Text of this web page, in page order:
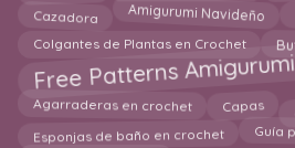
Cazadora Amigurumi Navideño
Colgantes de Plantas en Crochet
Free Patterns Amigurumi
Agarraderas en crochet Capas
Esponjas de baño en crochet Guía